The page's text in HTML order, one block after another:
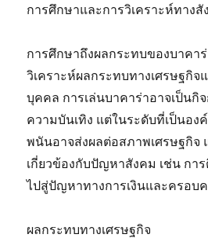
การศึกษาและการวิเคราะห์ทางสั
การศึกษาถึงผลกระทบของบาคา
วิเคราะห์ผลกระทบทางเศรษฐกิจ
บุคคล การเล่นบาคาร่าอาจเป็น
ความบันเทิง แต่ในระดับที่เป็นอ
พนันอาจส่งผลต่อสภาพเศรษฐกิจ
เกี่ยวข้องกับปัญหาสังคม เช่น กา
ไปสู่ปัญหาทางการเงินและครอบ
ผลกระทบทางเศรษฐกิจ